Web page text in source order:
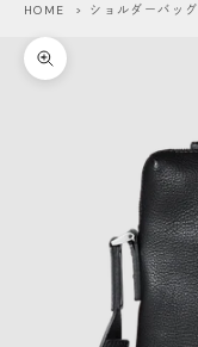
HOME > ショルダーバッグ
ズームイン